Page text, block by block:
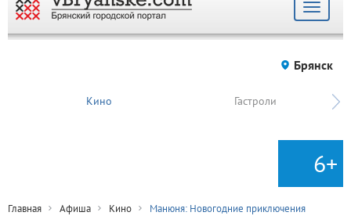
Toggle
Брянск
Кино Гастроли
6+
Главная Афиша Кино Манюня: Новогодние приключения